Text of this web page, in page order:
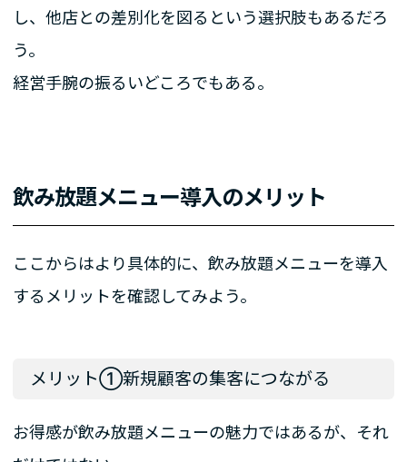
し、他店との差別化を図るという選択肢もあるだろ
う。
経営手腕の振るいどころでもある。
飲み放題メニュー導入のメリット
ここからはより具体的に、飲み放題メニューを導入
するメリットを確認してみよう。
メリット①新規顧客の集客につながる
お得感が飲み放題メニューの魅力ではあるが、それ